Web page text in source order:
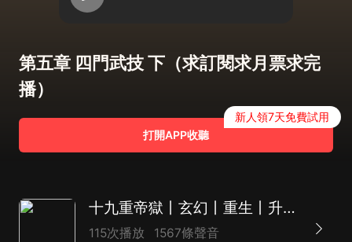
第五章 四門武技 下（求訂閱求月票求完
播）
打開APP收聽
新人領7天免費試用
十九重帝獄丨玄幻丨重生丨升級 | 爽文丨AI多播
115次播放 1567條聲音